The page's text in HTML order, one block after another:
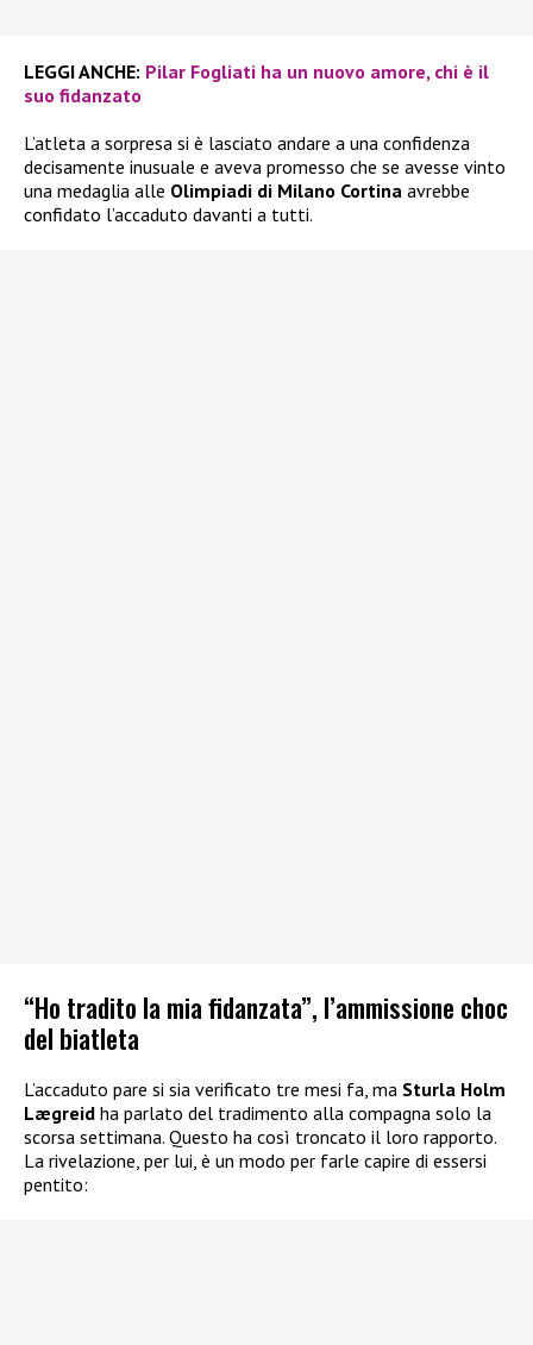
LEGGI ANCHE: Pilar Fogliati ha un nuovo amore, chi è il
suo fidanzato
L’atleta a sorpresa si è lasciato andare a una confidenza
decisamente inusuale e aveva promesso che se avesse vinto
una medaglia alle Olimpiadi di Milano Cortina avrebbe
confidato l’accaduto davanti a tutti.
“Ho tradito la mia fidanzata”, l’ammissione choc
del biatleta
L’accaduto pare si sia verificato tre mesi fa, ma Sturla Holm
Lægreid ha parlato del tradimento alla compagna solo la
scorsa settimana. Questo ha così troncato il loro rapporto.
La rivelazione, per lui, è un modo per farle capire di essersi
pentito: